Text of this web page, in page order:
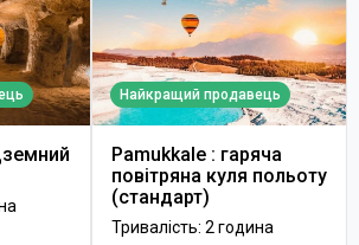
Найкращий продавець
Pamukkale : гаряча
повітряна куля польоту
(стандарт)
Тривалість: 2 година